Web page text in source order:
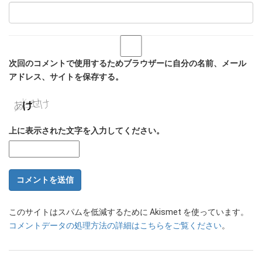
次回のコメントで使用するためブラウザーに自分の名前、メール
アドレス、サイトを保存する。
上に表示された文字を入力してください。
このサイトはスパムを低減するために Akismet を使っています。
コメントデータの処理方法の詳細はこちらをご覧ください。